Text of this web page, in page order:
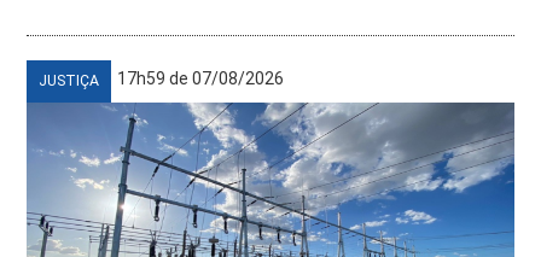
JUSTIÇA 17h59 de 07/08/2026